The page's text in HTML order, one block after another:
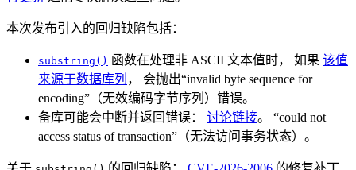
本次发布引入的回归缺陷包括：
substring() 函数在处理非 ASCII 文本值时， 如果 该值
来源于数据库列 ， 会抛出“invalid byte sequence for
encoding”（无效编码字节序列）错误。
备库可能会中断并返回错误： 讨论链接。 “could not
access status of transaction”（无法访问事务状态）。